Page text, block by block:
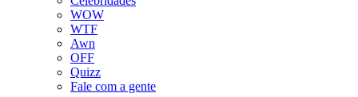
WOW
WTF
Awn
OFF
Quizz
Fale com a gente